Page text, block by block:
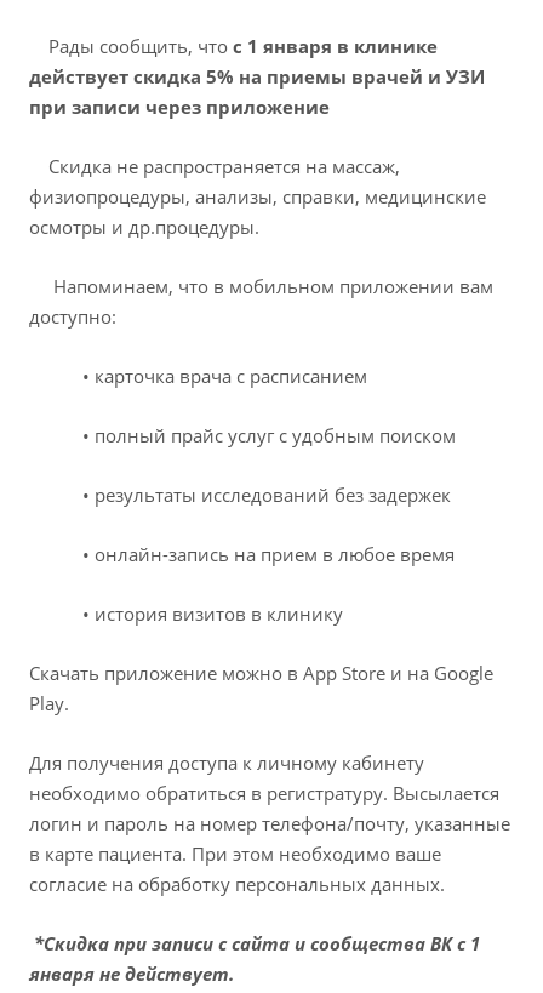
Рады сообщить, что с 1 января в клинике
действует скидка 5% на приемы врачей и УЗИ
при записи через приложение
Скидка не распространяется на массаж,
физиопроцедуры, анализы, справки, медицинские
осмотры и др.процедуры.
Напоминаем, что в мобильном приложении вам
доступно:
• карточка врача с расписанием
• полный прайс услуг с удобным поиском
• результаты исследований без задержек
• онлайн-запись на прием в любое время
• история визитов в клинику
Скачать приложение можно в App Store и на Google
Play.
Для получения доступа к личному кабинету
необходимо обратиться в регистратуру. Высылается
логин и пароль на номер телефона/почту, указанные
в карте пациента. При этом необходимо ваше
согласие на обработку персональных данных.
*Скидка при записи с сайта и сообщества ВК с 1
января не действует.